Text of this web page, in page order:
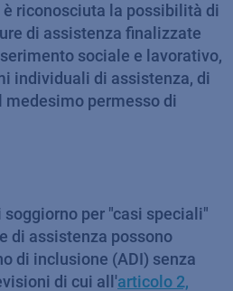
riconosciuta la possibilità di
di assistenza finalizzate
sociale e lavorativo,
individuali di assistenza, di
medesimo permesso di
per "casi speciali"
di assistenza possono
di inclusione (ADI) senza
di cui all'articolo 2,